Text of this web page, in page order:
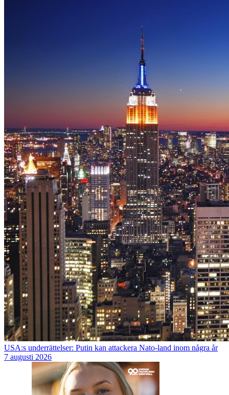
USA:s underrättelser: Putin kan attackera Nato-land inom några år
7 augusti 2026